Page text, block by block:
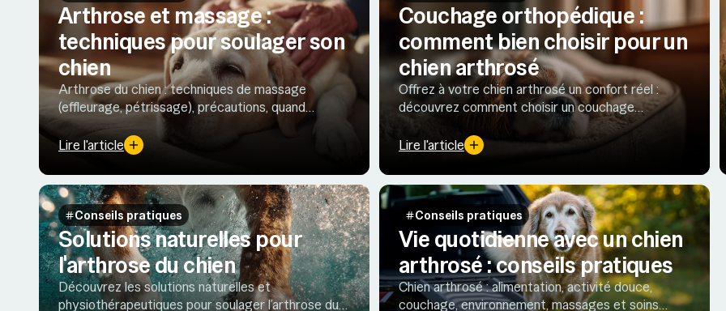
Arthrose et massage :
techniques pour soulager son
chien
Arthrose du chien : techniques de massage
(effleurage, pétrissage), précautions, quand
consulter, hydrothérapie, TENS et Oméga-3 pour
apaiser douleur et soutenir la mobilité.
Lire l'article
Couchage orthopédique :
comment bien choisir pour un
chien arthrosé
Offrez à votre chien arthrosé un confort réel :
découvrez comment choisir un couchage
orthopédique qui soulage la douleur et améliore
son sommeil.
Lire l'article
Conseils pratiques
Solutions naturelles pour
l'arthrose du chien
Découvrez les solutions naturelles et
physiothérapeutiques pour soulager l’arthrose du
Conseils pratiques
Vie quotidienne avec un chien
arthrosé : conseils pratiques
Chien arthrosé : alimentation, activité douce,
couchage, environnement, massages et soins